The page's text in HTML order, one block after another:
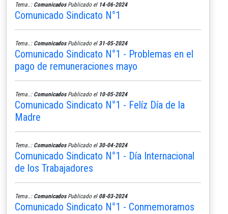
Tema..: ComunicadosPublicado el 14-06-2024
Comunicado Sindicato N°1
Tema..: ComunicadosPublicado el 31-05-2024
Comunicado Sindicato N°1 - Problemas en el
pago de remuneraciones mayo
Tema..: ComunicadosPublicado el 10-05-2024
Comunicado Sindicato N°1 - Felíz Día de la
Madre
Tema..: ComunicadosPublicado el 30-04-2024
Comunicado Sindicato N°1 - Día Internacional
de los Trabajadores
Tema..: ComunicadosPublicado el 08-03-2024
Comunicado Sindicato N°1 - Conmemoramos